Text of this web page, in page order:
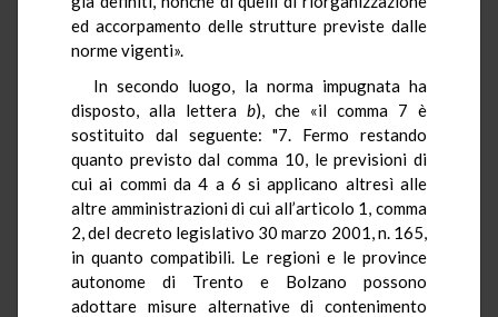
ed accorpamento delle strutture previste dalle
norme vigenti».
In secondo luogo, la norma impugnata ha
disposto, alla lettera b), che «il comma 7 è
sostituito dal seguente: "7. Fermo restando
quanto previsto dal comma 10, le previsioni di
cui ai commi da 4 a 6 si applicano altresì alle
altre amministrazioni di cui all’articolo 1, comma
2, del decreto legislativo 30 marzo 2001, n. 165,
in quanto compatibili. Le regioni e le province
autonome di Trento e Bolzano possono
adottare misure alternative di contenimento